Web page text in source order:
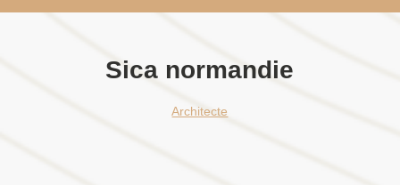
Sica normandie
Architecte